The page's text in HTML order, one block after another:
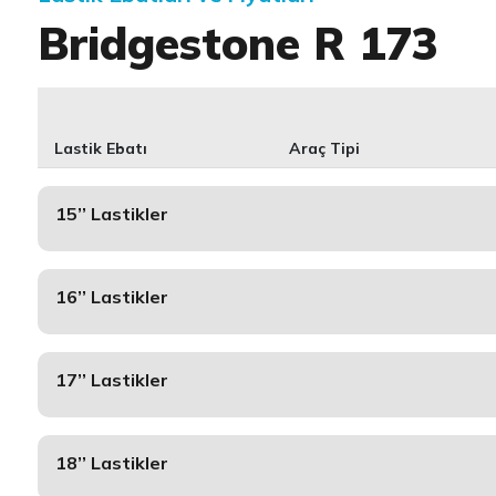
Bridgestone R 173
Lastik Ebatı Araç Tipi
15’’ Lastikler
16’’ Lastikler
17’’ Lastikler
18’’ Lastikler